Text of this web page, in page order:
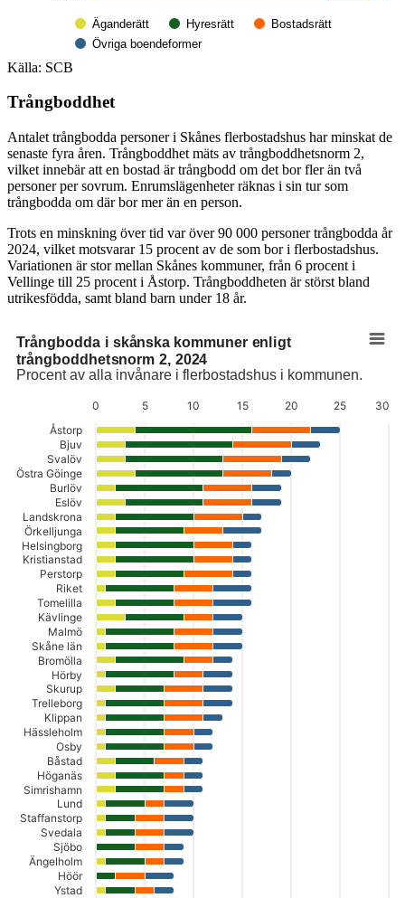
Äganderätt Hyresrätt Bostadsrätt
Övriga boendeformer
Slut på det interaktiva diagrammet.
Källa: SCB
Trångboddhet
Antalet trångbodda personer i Skånes flerbostadshus har minskat de
senaste fyra åren. Trångboddhet mäts av trångboddhetsnorm 2,
vilket innebär att en bostad är trångbodd om det bor fler än två
personer per sovrum. Enrumslägenheter räknas i sin tur som
trångbodda om där bor mer än en person.
Trots en minskning över tid var över 90 000 personer trångbodda år
2024, vilket motsvarar 15 procent av de som bor i flerbostadshus.
Variationen är stor mellan Skånes kommuner, från 6 procent i
Vellinge till 25 procent i Åstorp. Trångboddheten är störst bland
utrikesfödda, samt bland barn under 18 år.
Trångbodda i skånska kommuner enligt trångboddhetsnorm 2, 2024
Stapeldiagram med 4 dataserier.
Procent av alla invånare i flerbostadshus i kommunen.
Diagrammet har 1 X-axel som visar categories.
Diagrammet har 1 Y-axel som visar values. Data sträcker sig från 0
Procent av alla invånare i flerbostadshus i kommunen.
0 5 10 15 20 25
30
Åstorp
Bjuv
Svalöv
Östra Göinge
Burlöv
Eslöv
Landskrona
Örkelljunga
Helsingborg
Kristianstad
Perstorp
Riket
Tomelilla
Kävlinge
Malmö
Skåne län
Bromölla
Hörby
Skurup
Trelleborg
Klippan
Hässleholm
Osby
Båstad
Höganäs
Simrishamn
Lund
Staffanstorp
Svedala
Sjöbo
Ängelholm
Höör
Ystad
Trångbodda i skånska kommuner enligt
trångboddhetsnorm 2, 2024